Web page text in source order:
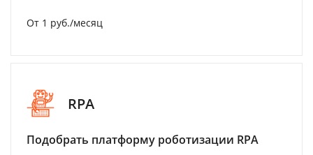
От 1 руб./месяц
RPA
Подобрать платформу роботизации RPA